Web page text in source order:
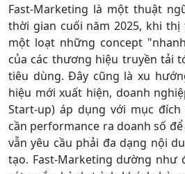
Fast-Marketing là một thuật
thời gian cuối năm 2025, khi
một loạt những concept
của các thương hiệu truyền tải
tiêu dùng. Đây cũng là xu
hiệu mới xuất hiện, doanh
Start-up) áp dụng với mục
cần performance ra doanh số
vẫn yêu cầu phải đa dạng nội
tạo. Fast-Marketing dường như